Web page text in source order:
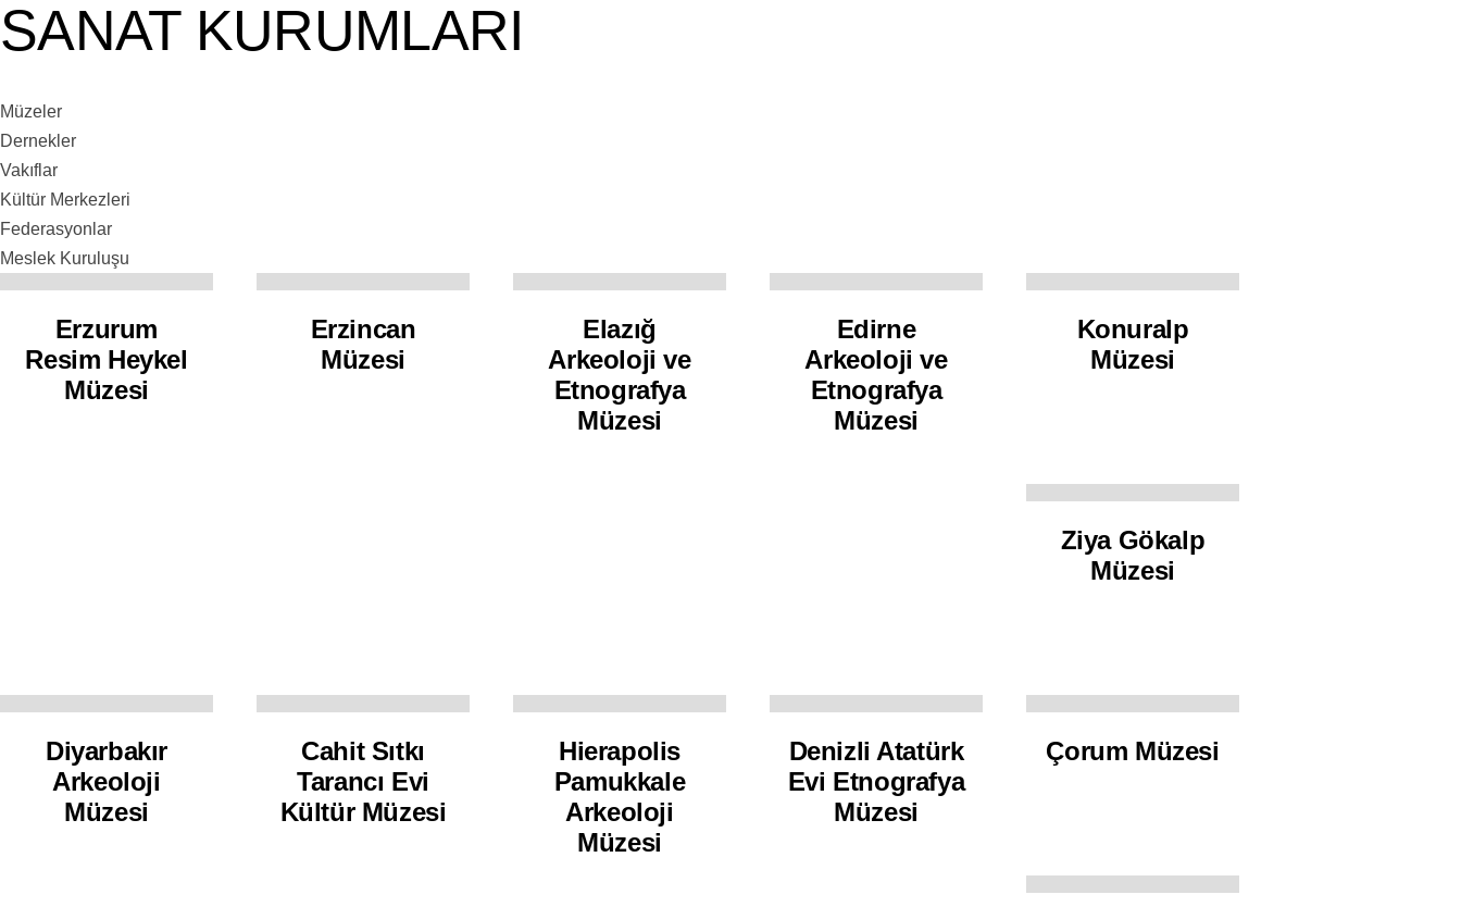
SANAT KURUMLARI
Müzeler
Dernekler
Vakıflar
Kültür Merkezleri
Federasyonlar
Meslek Kuruluşu
Erzurum
Resim Heykel
Müzesi
Erzincan
Müzesi
Elazığ
Arkeoloji ve
Etnografya
Müzesi
Edirne
Arkeoloji ve
Etnografya
Müzesi
Konuralp
Müzesi
Ziya Gökalp
Müzesi
Diyarbakır
Arkeoloji
Müzesi
Cahit Sıtkı
Tarancı Evi
Kültür Müzesi
Hierapolis
Pamukkale
Arkeoloji
Müzesi
Denizli Atatürk
Evi Etnografya
Müzesi
Çorum Müzesi